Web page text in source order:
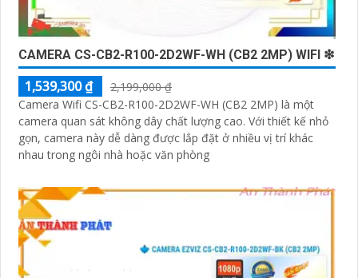
CAMERA CS-CB2-R100-2D2WF-WH (CB2 2MP) WIFI ❇
1,539,300 ₫
2,199,000 ₫
Camera Wifi CS-CB2-R100-2D2WF-WH (CB2 2MP) là một
camera quan sát không dây chất lượng cao. Với thiết kế nhỏ
gọn, camera này dễ dàng được lắp đặt ở nhiều vị trí khác
nhau trong ngôi nhà hoặc văn phòng